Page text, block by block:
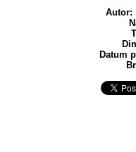
Autor:
Datum